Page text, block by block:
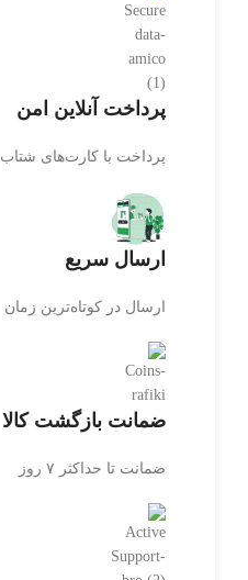
پرداخت آنلاین امن
پرداخت با کارت‌های شتاب
ارسال سریع
ارسال در کوتاه‌ترین زمان
ضمانت بازگشت کالا
ضمانت تا حداکثر ۷ روز